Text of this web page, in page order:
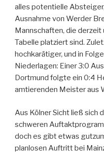
alles potentielle
Ausnahme von Werder
Mannschaften, die
Tabelle platziert sind.
hochkarätiger, und in
Niederlagen: Einer 3:0
Dortmund folgte ein 0:4
amtierenden Meister aus
Aus Kölner Sicht ließ sich
schweren
doch es gibt etwas
planlosen Auftritt bei